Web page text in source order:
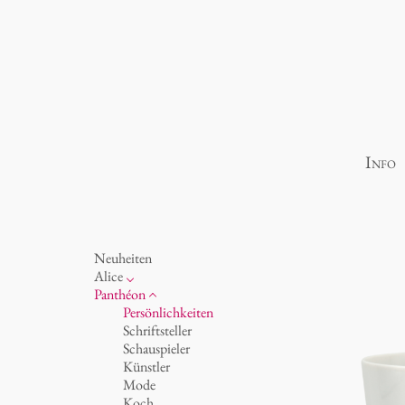
Info
Neuheiten
Alice
Porzellan
Ozean
Tassen 'Glam' weiß
Tassen - weiß
Tassen 'Glam'
Tassen 'de Luxe'
Panthéon
Persönlichkeiten
Schriftsteller
Schauspieler
Künstler
Mode